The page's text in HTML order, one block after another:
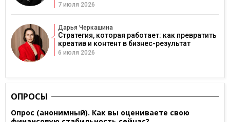
7 июля 2026
Дарья Черкашина
Стратегия, которая работает: как превратить
креатив и контент в бизнес-результат
6 июля 2026
ОПРОСЫ
Опрос (анонимный). Как вы оцениваете свою